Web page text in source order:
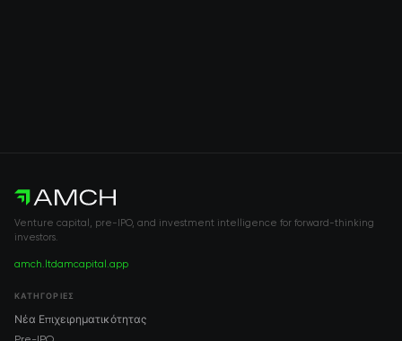
Venture capital, pre-IPO, and investment intelligence for forward-thinking
investors.
amch.ltdamcapital.app
ΚΑΤΗΓΟΡΊΕΣ
Νέα Επιχειρηματικότητας